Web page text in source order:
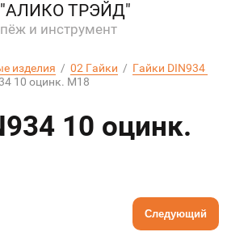
ТРЭЙД"
и инструмент
изделия
  /
02 Гайки
  /
Гайки DIN934
10 оцинк. М18
10 оцинк.
Следующий